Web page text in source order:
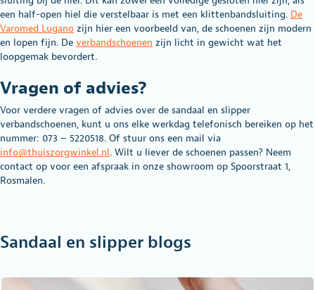
een half-open hiel die verstelbaar is met een klittenbandsluiting. De
Varomed Lugano zijn hier een voorbeeld van, de schoenen zijn modern
en lopen fijn. De verbandschoenen zijn licht in gewicht wat het
loopgemak bevordert.
Vragen of advies?
Voor verdere vragen of advies over de sandaal en slipper
verbandschoenen, kunt u ons elke werkdag telefonisch bereiken op het
nummer: 073 – 5220518. Of stuur ons een mail via
info@thuiszorgwinkel.nl. Wilt u liever de schoenen passen? Neem
contact op voor een afspraak in onze showroom op Spoorstraat 1,
Rosmalen.
Sandaal en slipper blogs